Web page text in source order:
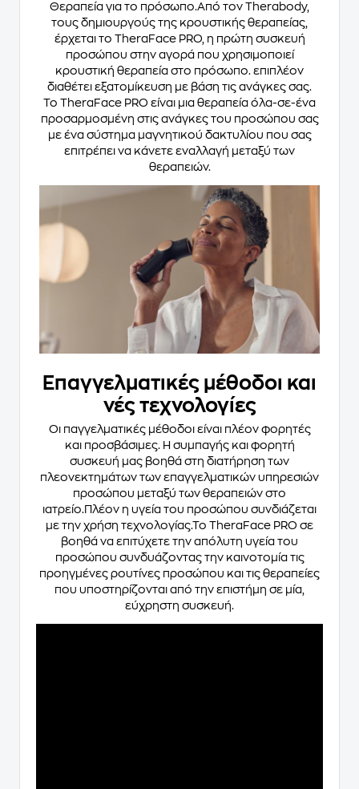
Θεραπεία για το πρόσωπο.Από τον Therabody,
τους δημιουργούς της κρουστικής θεραπείας,
έρχεται το TheraFace PRO, η πρώτη συσκευή
προσώπου στην αγορά που χρησιμοποιεί
κρουστική θεραπεία στο πρόσωπο. επιπλέον
διαθέτει εξατομίκευση με βάση τις ανάγκες σας.
Το TheraFace PRO είναι μια θεραπεία όλα-σε-ένα
προσαρμοσμένη στις ανάγκες του προσώπου σας
με ένα σύστημα μαγνητικού δακτυλίου που σας
επιτρέπει να κάνετε εναλλαγή μεταξύ των
θεραπειών.
Επαγγελματικές μέθοδοι και
νές τεχνολογίες
Οι παγγελματικές μέθοδοι είναι πλέον φορητές
και προσβάσιμες. Η συμπαγής και φορητή
συσκευή μας βοηθά στη διατήρηση των
πλεονεκτημάτων των επαγγελματικών υπηρεσιών
προσώπου μεταξύ των θεραπειών στο
ιατρείο.Πλέον η υγεία του προσώπου συνδιάζεται
με την χρήση τεχνολογίας.Το TheraFace PRO σε
βοηθά να επιτύχετε την απόλυτη υγεία του
προσώπου συνδυάζοντας την καινοτομία τις
προηγμένες ρουτίνες προσώπου και τις θεραπείες
που υποστηρίζονται από την επιστήμη σε μία,
εύχρηστη συσκευή.